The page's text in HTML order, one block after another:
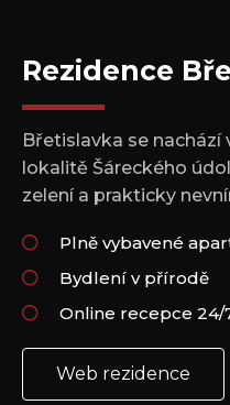
Rezidence
Břetislavka se
lokalitě Šáreckého
zelení a prakticky
Plně vybavené
Bydlení v přírodě
Online recepce 24/
Web rezidence